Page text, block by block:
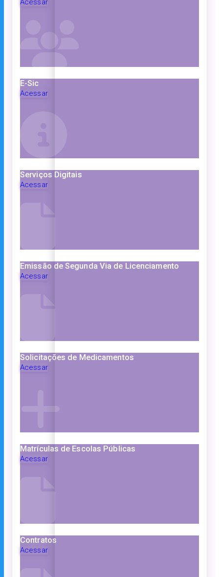
Acessar
E-Sic
Acessar
Serviços Digitais
Acessar
Emissão de Segunda Via de Licenciamento
Acessar
Solicitações de Medicamentos
Acessar
Matrículas de Escolas Públicas
Acessar
Contratos
Acessar